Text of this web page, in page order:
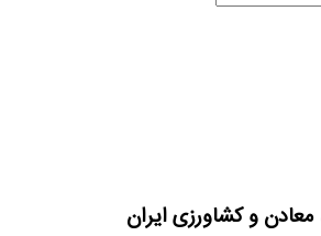
معادن و کشاورزی ایران